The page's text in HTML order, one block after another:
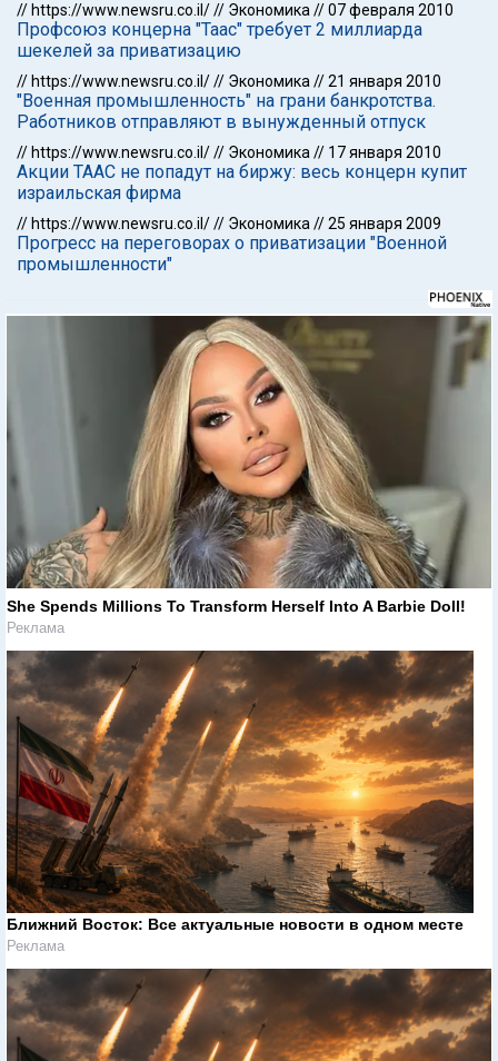
// https://www.newsru.co.il/// Экономика //07 февраля 2010
Профсоюз концерна "Таас" требует 2 миллиарда
шекелей за приватизацию
// https://www.newsru.co.il/// Экономика //21 января 2010
"Военная промышленность" на грани банкротства.
Работников отправляют в вынужденный отпуск
// https://www.newsru.co.il/// Экономика // 17 января 2010
Акции ТААС не попадут на биржу: весь концерн купит
израильская фирма
// https://www.newsru.co.il/// Экономика //25 января 2009
Прогресс на переговорах о приватизации "Военной
промышленности"
She Spends Millions To Transform Herself Into A Barbie Doll!
Реклама
Ближний Восток: Все актуальные новости в одном месте
Реклама